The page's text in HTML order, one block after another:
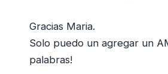
Gracias Maria.
Solo puedo un agregar un
palabras!